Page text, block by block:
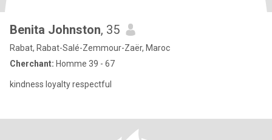
Benita Johnston, 35
Rabat, Rabat-Salé-Zemmour-Zaër, Maroc
Cherchant: Homme 39 - 67
kindness loyalty respectful